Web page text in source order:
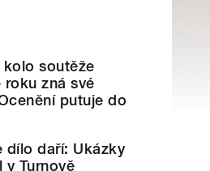
kolo soutěže
roku zná své
putuje do
dílo daří: Ukázky
v Turnově